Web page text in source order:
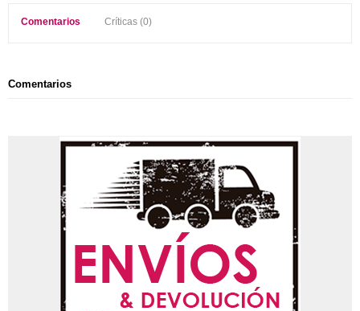
Comentarios Críticas (0)
Comentarios